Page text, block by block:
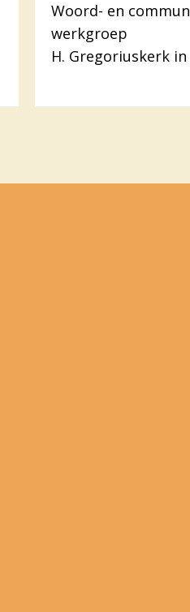
Woord- en
werkgroep
H. Gregoriuskerk